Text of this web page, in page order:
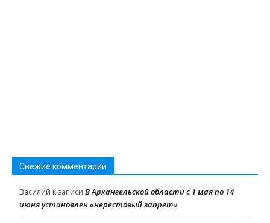
Свежие комментарии
Василий к записи В Архангельской области с 1 мая по 14
июня установлен «нерестовый запрет»